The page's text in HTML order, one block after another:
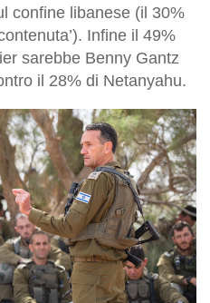
confine libanese (il 30%
Infine il 49%
sarebbe Benny Gantz
il 28% di Netanyahu.